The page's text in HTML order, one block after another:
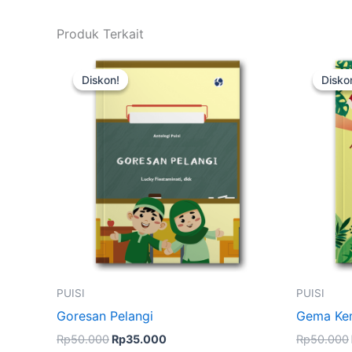
Produk Terkait
Diskon!
Diskon!
PUISI
Goresan Pelangi
Rp50.000
Harga
aslinya
adalah:
Rp50.000.
Rp35.000
Harga
saat
adalah:
Rp35.000.
Kuantitas
Goresan
Pelangi
PUISI
Gema
Rp50.000
Gema